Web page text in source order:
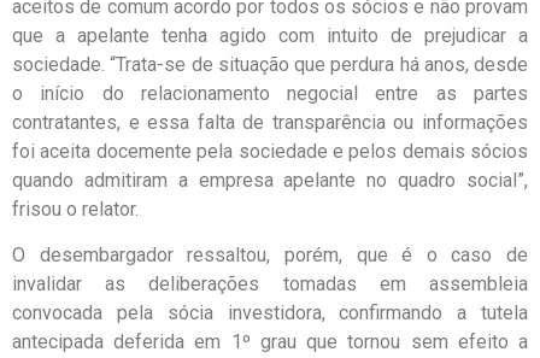
aceitos de comum acordo por todos os sócios e não provam
que a apelante tenha agido com intuito de prejudicar a
sociedade. “Trata-se de situação que perdura há anos, desde
o início do relacionamento negocial entre as partes
contratantes, e essa falta de transparência ou informações
foi aceita docemente pela sociedade e pelos demais sócios
quando admitiram a empresa apelante no quadro social”,
frisou o relator.
O desembargador ressaltou, porém, que é o caso de
invalidar as deliberações tomadas em assembleia
convocada pela sócia investidora, confirmando a tutela
antecipada deferida em 1º grau que tornou sem efeito a